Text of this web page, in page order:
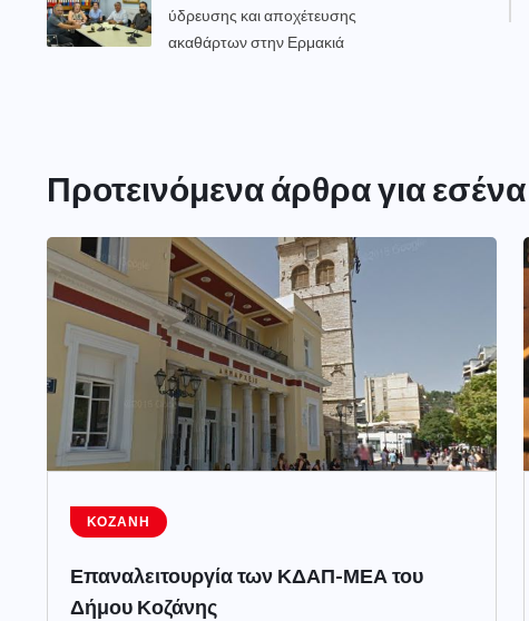
ύδρευσης και αποχέτευσης
ακαθάρτων στην Ερμακιά
Προτεινόμενα άρθρα για εσένα
ΚΟΖΆΝΗ
Επαναλειτουργία των ΚΔΑΠ-ΜΕΑ του
Δήμου Κοζάνης